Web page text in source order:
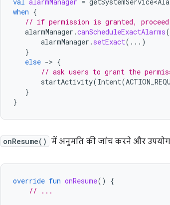
when {
// if permission is granted,
alarmManager .canScheduleExactAlarms
alarmManager . setExact(...)
}
else -> {
// ask users to grant the
startActivity(Intent(
}
}
onResume() में अनुमति की जांच करने और
override fun onResume()
{
// ...